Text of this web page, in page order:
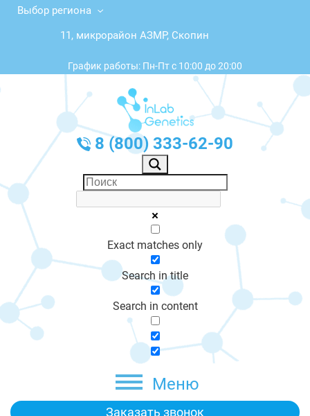
Выбор региона
11, микрорайон АЗМР, Скопин
График работы: Пн-Пт с 10:00 до 20:00
8 (800) 333-62-90
Exact matches only
Search in title
Search in content
Меню
Заказать звонок